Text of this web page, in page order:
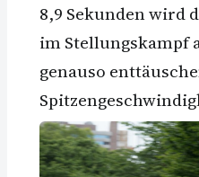
8,9 Sekunden wird
im Stellungskampf
genauso